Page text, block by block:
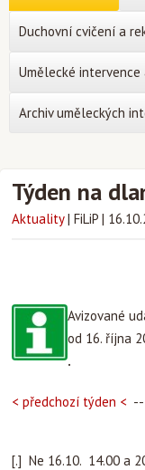
Týden na
Aktuality | FiLiP |
Avizované
od 16. října
.
< předchozí týden <
[.] Ne 16.10. 14.00 a
Duchovní cvičení a
Umělecké intervence
Archiv uměleckých